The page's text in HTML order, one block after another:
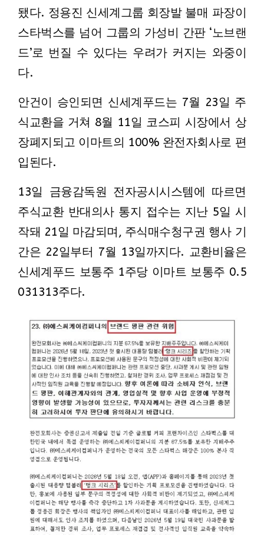
됐다. 정용진 신세계그룹 회장발 불매 파장이
스타벅스를 넘어 그룹의 가성비 간판 ‘노브랜
드’로 번질 수 있다는 우려가 커지는 와중이
다.
안건이 승인되면 신세계푸드는 7월 23일 주
식교환을 거쳐 8월 11일 코스피 시장에서 상
장폐지되고 이마트의 100% 완전자회사로 편
입된다.
13일 금융감독원 전자공시시스템에 따르면
주식교환 반대의사 통지 접수는 지난 5일 시
작돼 21일 마감되며, 주식매수청구권 행사 기
간은 22일부터 7월 13일까지다. 교환비율은
신세계푸드 보통주 1주당 이마트 보통주 0.5
031313주다.